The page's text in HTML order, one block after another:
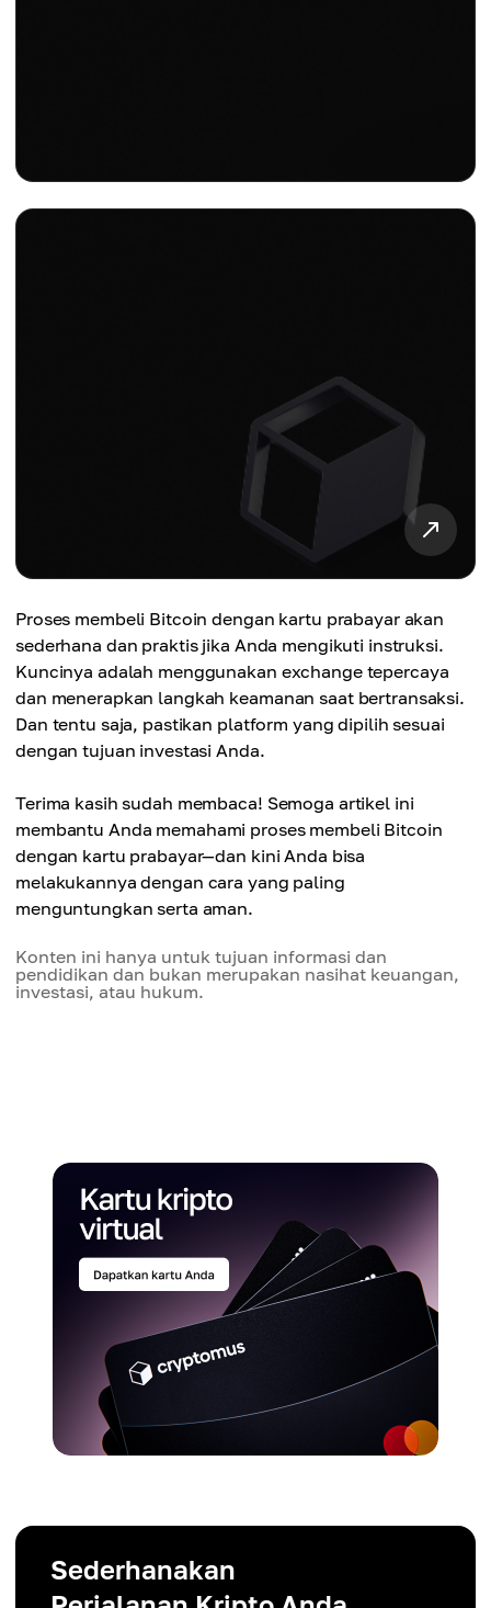
Proses membeli Bitcoin dengan kartu prabayar akan
sederhana dan praktis jika Anda mengikuti instruksi.
Kuncinya adalah menggunakan exchange tepercaya
dan menerapkan langkah keamanan saat bertransaksi.
Dan tentu saja, pastikan platform yang dipilih sesuai
dengan tujuan investasi Anda.
Terima kasih sudah membaca! Semoga artikel ini
membantu Anda memahami proses membeli Bitcoin
dengan kartu prabayar—dan kini Anda bisa
melakukannya dengan cara yang paling
menguntungkan serta aman.
Konten ini hanya untuk tujuan informasi dan
pendidikan dan bukan merupakan nasihat keuangan,
investasi, atau hukum.
Sederhanakan